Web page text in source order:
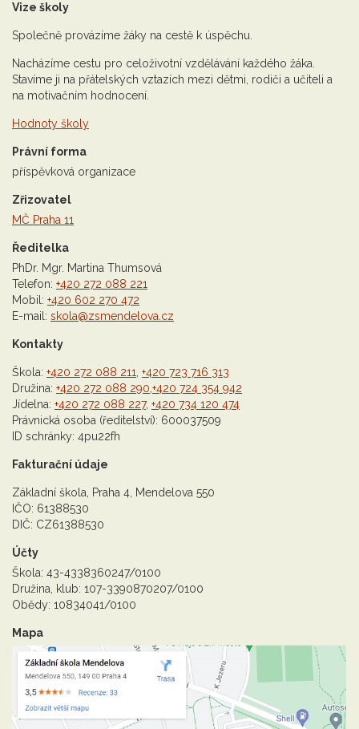
Vize školy
Společně provázíme žáky na cestě k úspěchu.
Nacházíme cestu pro celoživotní vzdělávání každého žáka.
Stavíme ji na přátelských vztazích mezi dětmi, rodiči a učiteli a
na motivačním hodnocení.
Hodnoty školy
Právní forma
příspěvková organizace
Zřizovatel
MČ Praha 11
Ředitelka
PhDr. Mgr. Martina Thumsová
Telefon: +420 272 088 221
Mobil: +420 602 270 472
E-mail: skola@zsmendelova.cz
Kontakty
Škola: +420 272 088 211 +420 723 716 313
Družina: +420 272 088 290 +420 724 354 942
Jídelna: +420 272 088 227, +420 734 120 474
Právnická osoba (ředitelství): 600037509
ID schránky: 4pu22fh
Fakturační údaje
Základní škola, Praha 4, Mendelova 550
IČO: 61388530
DIČ: CZ61388530
Účty
Škola: 43-4338360247/0100
Družina, klub: 107-3390870207/0100
Obědy: 10834041/0100
Mapa